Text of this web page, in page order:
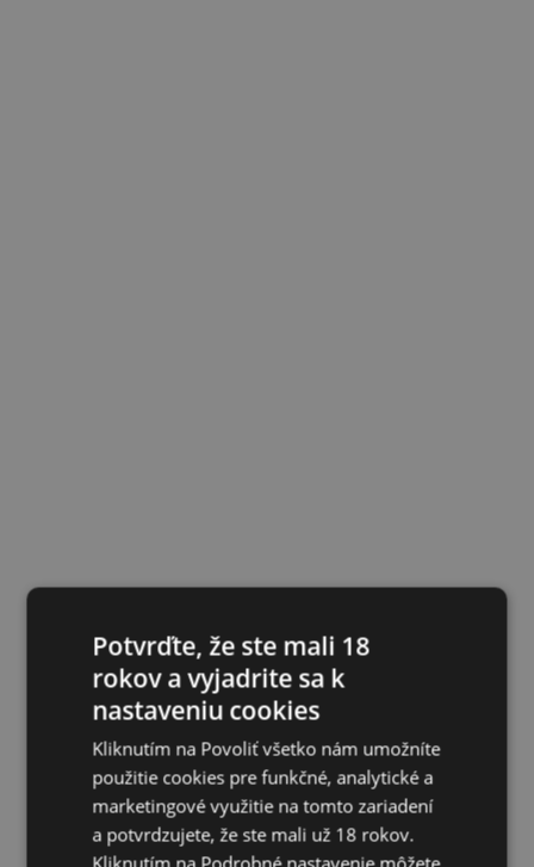
Potvrďte, že ste mali 18
rokov a vyjadrite sa k
nastaveniu cookies
Kliknutím na Povoliť všetko nám umožníte
použitie cookies pre funkčné, analytické a
marketingové využitie na tomto zariadení
a potvrdzujete, že ste mali už 18 rokov.